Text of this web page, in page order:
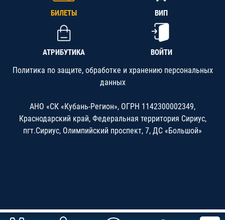
БИЛЕТЫ ВИП
АТРИБУТИКА ВОЙТИ
Политика по защите, обработке и хранению персональных
данных
АНО «СК «Кубань-Регион», ОГРН 1142300002349,
Краснодарский край, Федеральная территория Сириус,
пгт.Сириус, Олимпийский проспект, 7, ДС «Большой»